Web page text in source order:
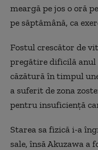
meargă pe jos o oră
pe săptămână, ca
Fostul crescător de
pregătire dificilă anul
căzătură în timpul
a suferit de zona
pentru insuficienţă
Starea sa fizică i-a
sale, însă Akuzawa a